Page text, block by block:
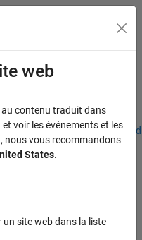
Adresses de nos bureaux
du menu
web
au contenu traduit dans
voir les événements et les
nous vous recommandons
States.
site web dans la liste